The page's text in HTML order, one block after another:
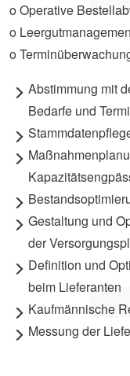
o Operative
o
o
Abstimmung mit
Bedarfe und
Gestaltung und
der
Definition und
beim Lieferanten
Kaufmännische
Messung der